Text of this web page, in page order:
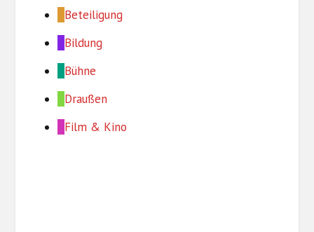
Beteiligung
Bildung
Bühne
Draußen
Film & Kino